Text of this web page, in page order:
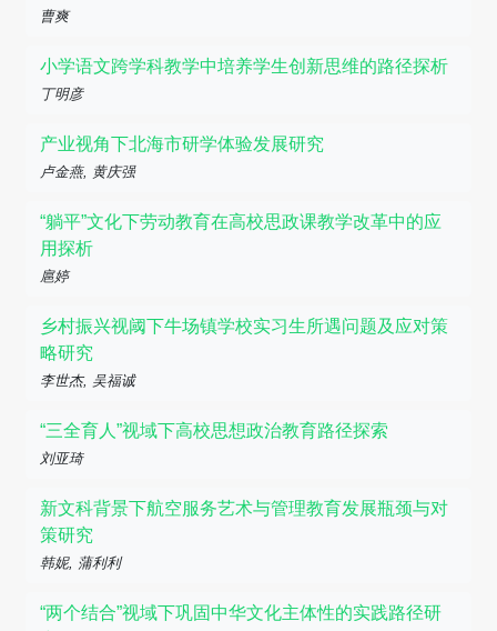
曹爽
小学语文跨学科教学中培养学生创新思维的路径探析
丁明彦
产业视角下北海市研学体验发展研究
卢金燕, 黄庆强
“躺平”文化下劳动教育在高校思政课教学改革中的应
用探析
扈婷
乡村振兴视阈下牛场镇学校实习生所遇问题及应对策
略研究
李世杰, 吴福诚
“三全育人”视域下高校思想政治教育路径探索
刘亚琦
新文科背景下航空服务艺术与管理教育发展瓶颈与对
策研究
韩妮, 蒲利利
“两个结合”视域下巩固中华文化主体性的实践路径研